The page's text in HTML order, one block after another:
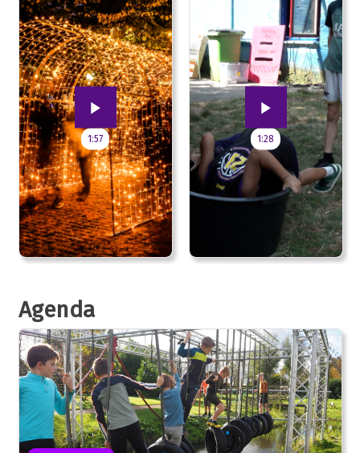
1:57 1:28
Agenda